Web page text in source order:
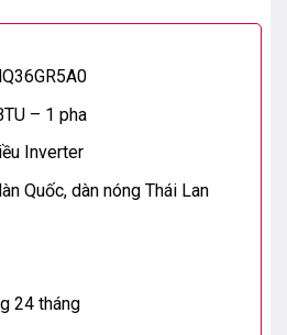
– 1 pha
Inverter
Quốc, dàn nóng Thái Lan
24 tháng